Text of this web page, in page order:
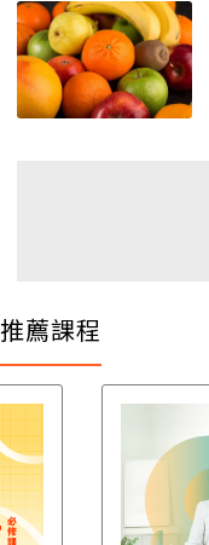
推薦課程